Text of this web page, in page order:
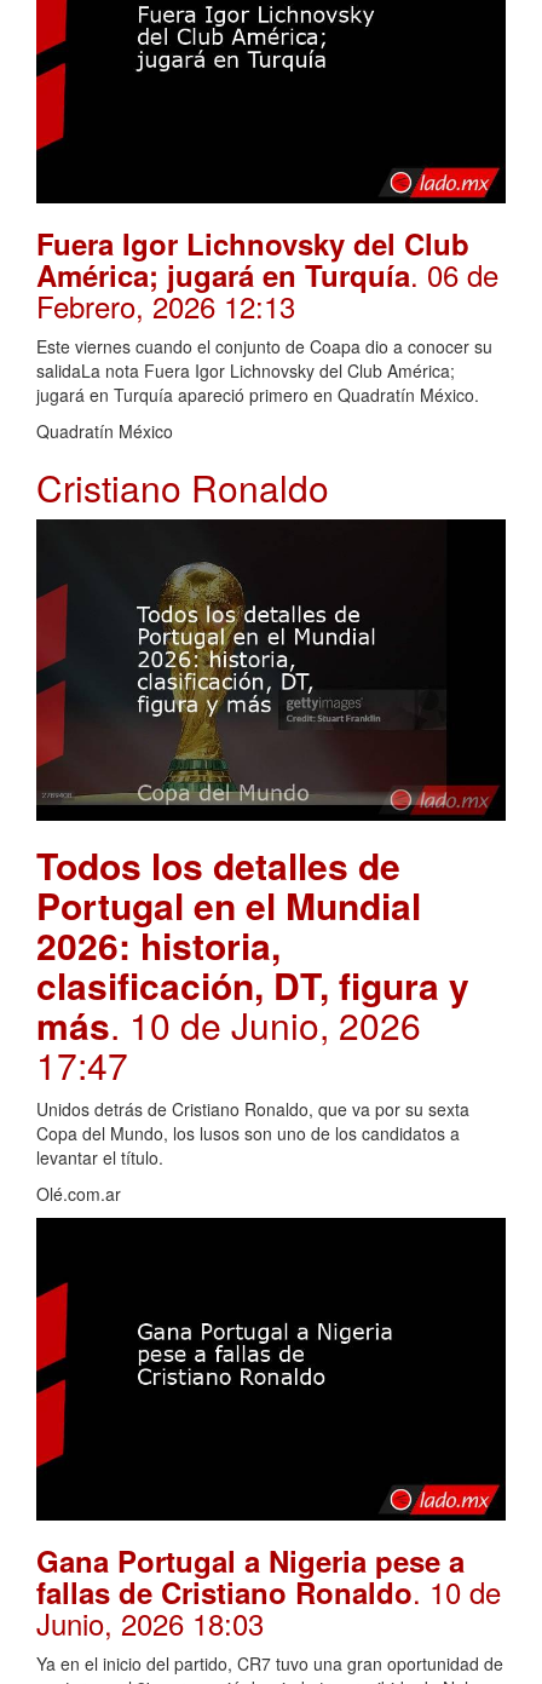
Fuera Igor Lichnovsky del Club
América; jugará en Turquía. 06 de
Febrero, 2026 12:13
Este viernes cuando el conjunto de Coapa dio a conocer su
salidaLa nota Fuera Igor Lichnovsky del Club América;
jugará en Turquía apareció primero en Quadratín México.
Quadratín México
Cristiano Ronaldo
Todos los detalles de
Portugal en el Mundial
2026: historia,
clasificación, DT, figura y
más. 10 de Junio, 2026
17:47
Unidos detrás de Cristiano Ronaldo, que va por su sexta
Copa del Mundo, los lusos son uno de los candidatos a
levantar el título.
Olé.com.ar
Gana Portugal a Nigeria pese a
fallas de Cristiano Ronaldo. 10 de
Junio, 2026 18:03
Ya en el inicio del partido, CR7 tuvo una gran oportunidad de